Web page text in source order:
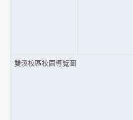
雙溪校區校園導覽圖